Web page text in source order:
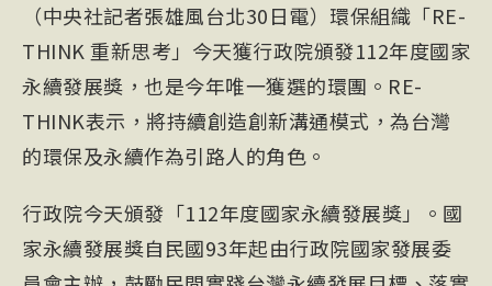
（中央社記者張雄風台北30日電）環保組織「RE-
THINK 重新思考」今天獲行政院頒發112年度國家
永續發展獎，也是今年唯一獲選的環團。RE-
THINK表示，將持續創造創新溝通模式，為台灣
的環保及永續作為引路人的角色。
行政院今天頒發「112年度國家永續發展獎」。國
家永續發展獎自民國93年起由行政院國家發展委